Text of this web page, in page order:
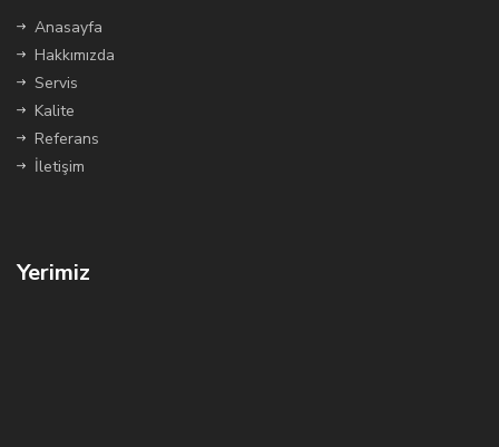
Anasayfa
Hakkımızda
Servis
Kalite
Referans
İletişim
Yerimiz